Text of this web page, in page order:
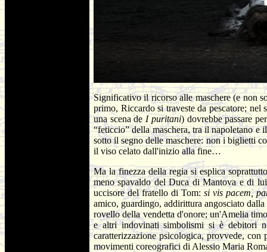
Significativo il ricorso alle maschere (e non
primo, Riccardo si traveste da pescatore;
una scena de I puritani) dovrebbe passare
“feticcio” della maschera, tra il napoletano
sotto il segno delle maschere: non i biglietti
il viso celato dall'inizio alla fine…
Ma la finezza della regia si esplica
meno spavaldo del Duca di Mantova e di
uccisore del fratello di Tom:si vis pacem,
amico, guardingo, addirittura angosciato
rovello della vendetta d'onore; un'Amelia
e altri indovinati simbolismi si è debitori
caratterizzazione psicologica, provvede, con
movimenti coreografici di Alessio Maria